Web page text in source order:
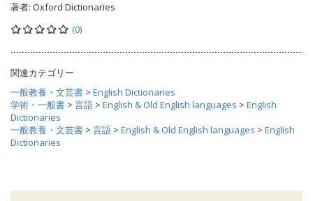
著者: Oxford Dictionaries
(0)
関連カテゴリー
一般教養・文芸書 > English Dictionaries
学術・一般書 > 言語 > English & Old English languages > English
Dictionaries
一般教養・文芸書 > 言語 > English & Old English languages > English
Dictionaries